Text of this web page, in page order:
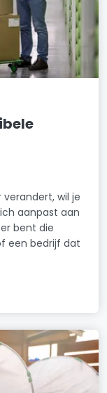
verandert, wil je
aanpast aan
bent die
een bedrijf dat